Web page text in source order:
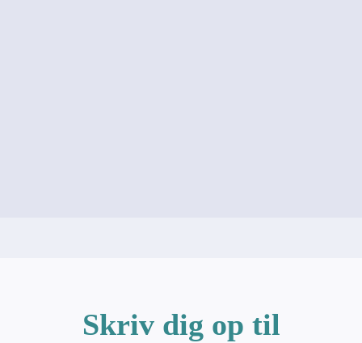
Skriv dig op til